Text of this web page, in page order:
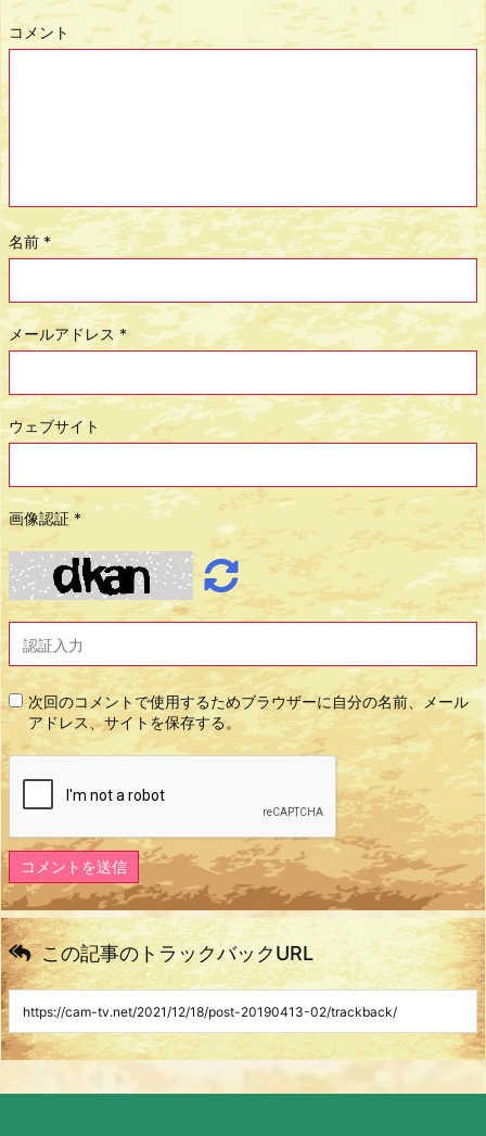
コメント
名前 *
メールアドレス *
ウェブサイト
画像認証 *
次回のコメントで使用するためブラウザーに自分の名前、メール
アドレス、サイトを保存する。
この記事のトラックバックURL